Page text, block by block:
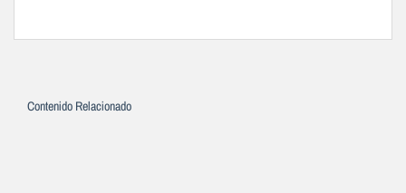
Contenido Relacionado